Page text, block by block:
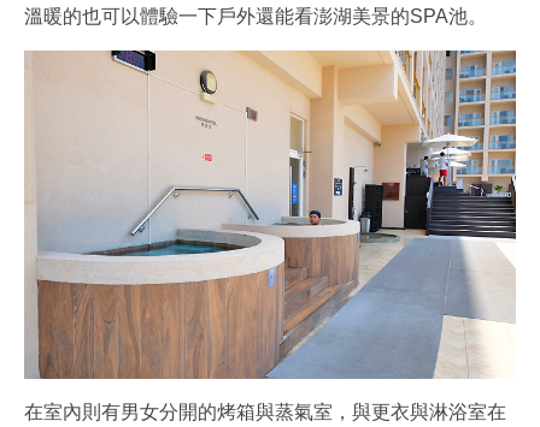
溫暖的也可以體驗一下戶外還能看澎湖美景的SPA池。
在室內則有男女分開的烤箱與蒸氣室，與更衣與淋浴室在